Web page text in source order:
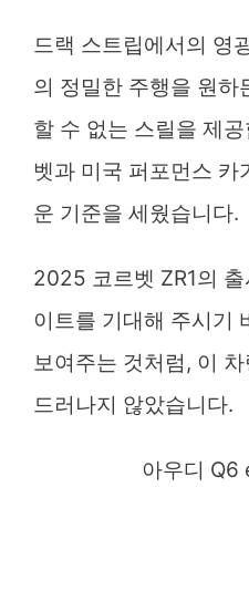
드랙 스트립에서의 영
의 정밀한 주행을 원하
할 수 없는 스릴을 제
벳과 미국 퍼포먼스 카
운 기준을 세웠습니다.
2025 코르벳 ZR1의
이트를 기대해 주시기
보여주는 것처럼, 이
드러나지 않았습니다.
아우디 Q6